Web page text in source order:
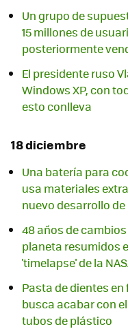
Un grupo de
15 millones de
posteriormente
El presidente ruso
Windows XP, con
esto conlleva
18 diciembre
Una batería para
usa materiales
nuevo desarrollo de
48 años de
planeta resumidos
'timelapse' de la
Pasta de dientes
busca acabar con
tubos de plástico